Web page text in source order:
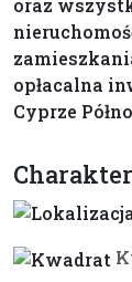
oraz
opłacalna
Cyprze